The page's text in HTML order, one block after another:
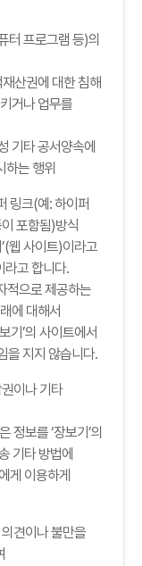
터 프로그램 등)의
산권에 대한 침해
거나 업무를
기타 공서양속에
하는 행위
링크(예: 하이퍼
포함됨)방식
웹 사이트)이라고
라고 합니다.
적으로 제공하는
에 대해서
기’의 사이트에서
을 지지 않습니다.
이나 기타
정보를 ‘장보기’의
기타 방법에
게 이용하게
견이나 불만을